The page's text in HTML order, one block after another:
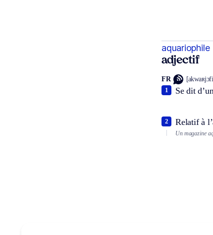
aquariophile
adjectif
FR
Se dit
1
Relatif à
2
Un magazine